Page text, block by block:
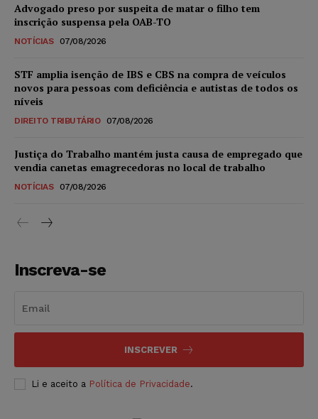
Advogado preso por suspeita de matar o filho tem
inscrição suspensa pela OAB-TO
NOTÍCIAS 07/08/2026
STF amplia isenção de IBS e CBS na compra de veículos
novos para pessoas com deficiência e autistas de todos os
níveis
DIREITO TRIBUTÁRIO 07/08/2026
Justiça do Trabalho mantém justa causa de empregado que
vendia canetas emagrecedoras no local de trabalho
NOTÍCIAS 07/08/2026
Inscreva-se
INSCREVER
Li e aceito a Política de Privacidade.